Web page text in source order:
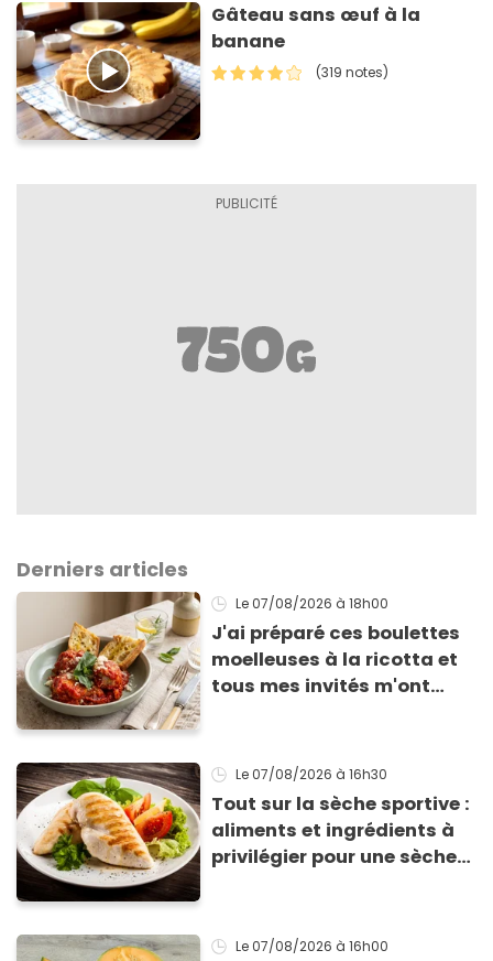
Gâteau sans œuf à la
banane
(319 notes)
Derniers articles
Le 07/08/2026 à 18h00
J'ai préparé ces boulettes
moelleuses à la ricotta et
tous mes invités m'ont
Le 07/08/2026 à 16h30
Tout sur la sèche sportive :
aliments et ingrédients à
privilégier pour une sèche
Le 07/08/2026 à 16h00